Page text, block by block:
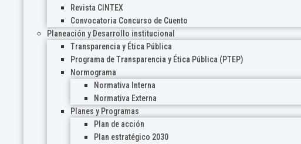
Revista CINTEX
Convocatoria Concurso de Cuento
Planeación y Desarrollo institucional
Transparencia y Ética Pública
Programa de Transparencia y Ética Pública (PTEP)
Normograma
Normativa Interna
Normativa Externa
Planes y Programas
Plan de acción
Plan estratégico 2030